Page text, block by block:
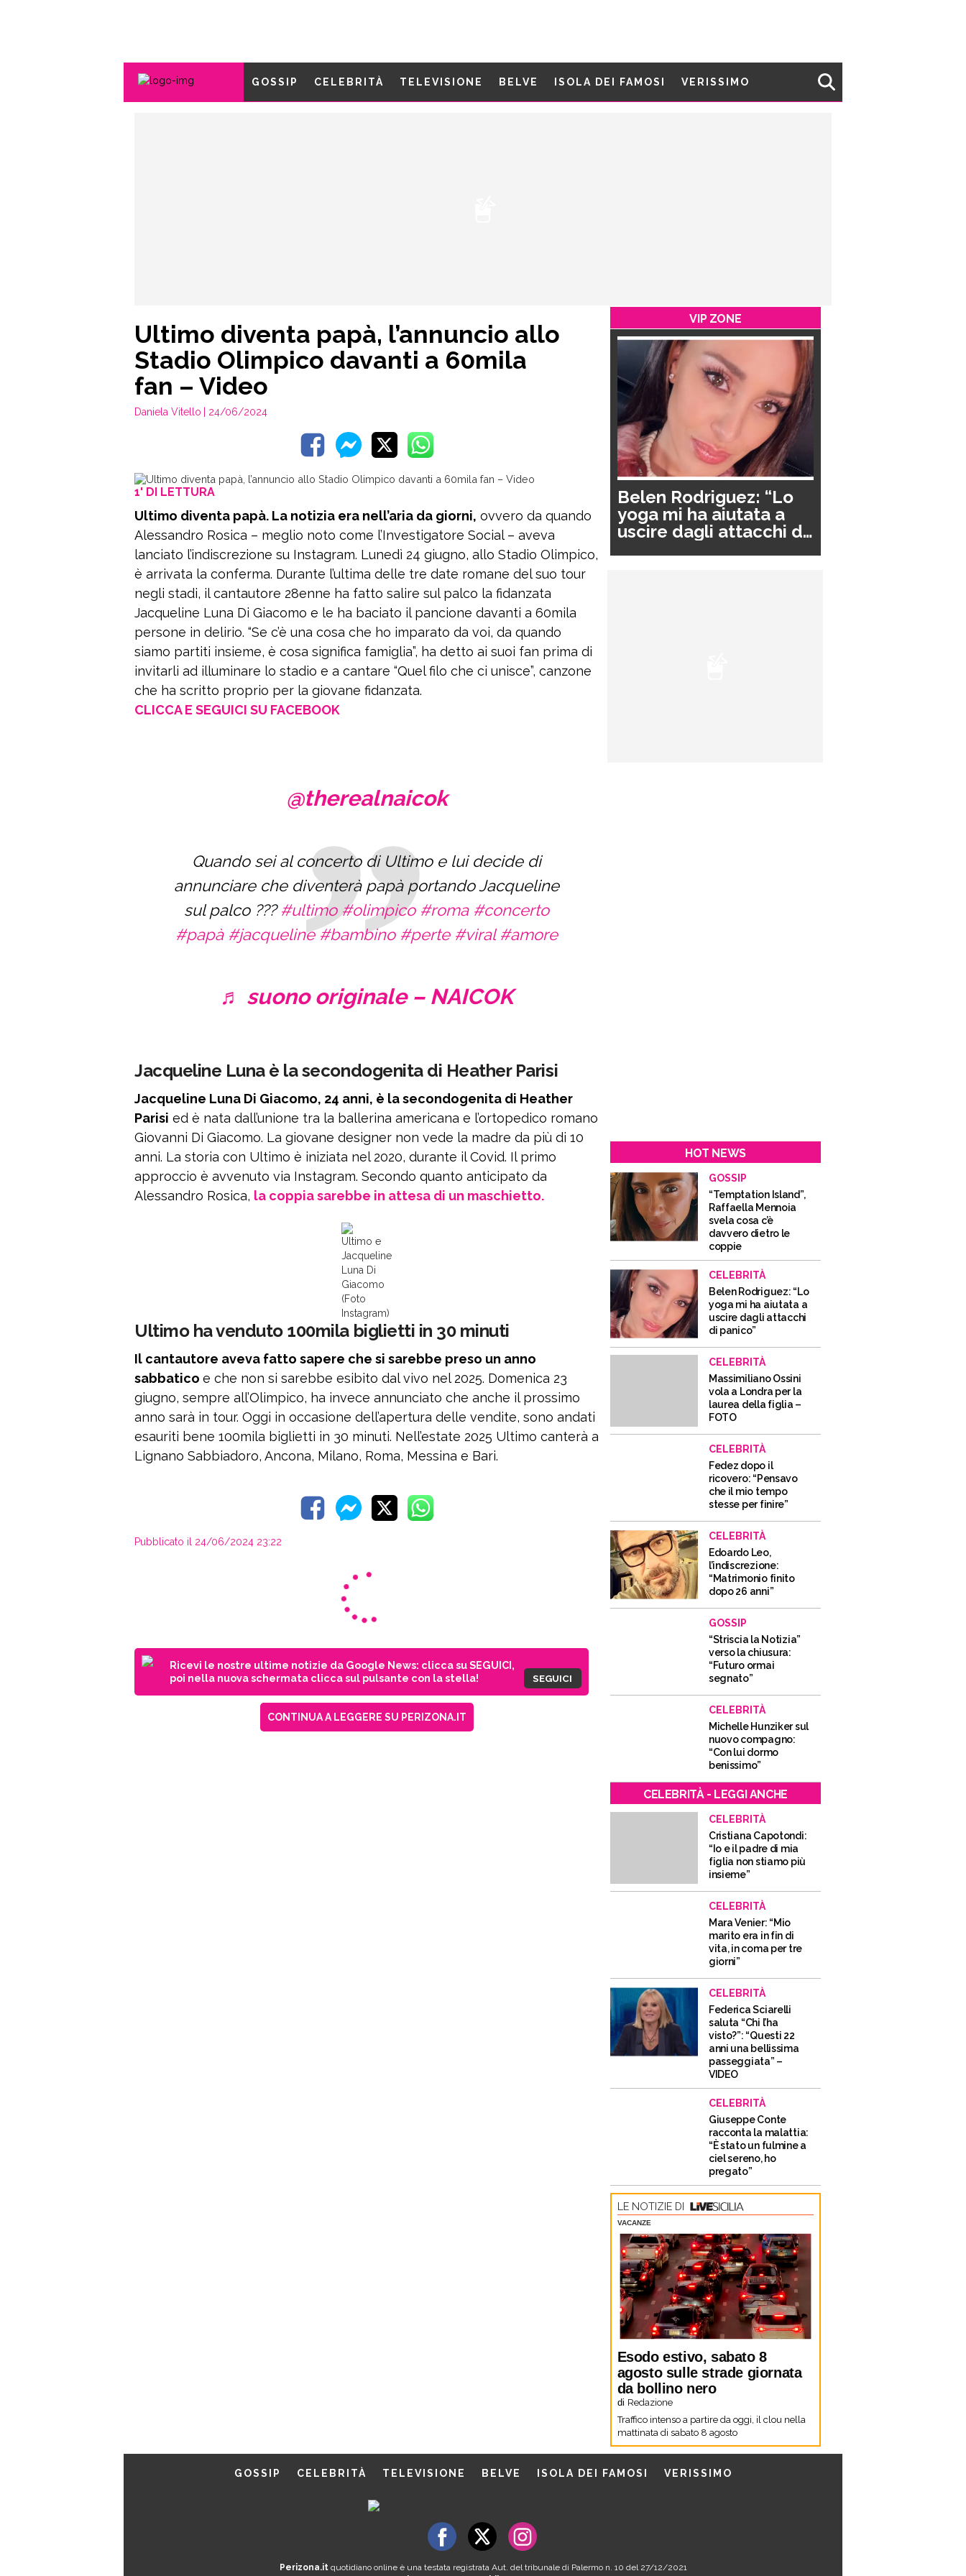
GOSSIP CELEBRITÀ TELEVISIONE BELVE ISOLA DEI FAMOSI VERISSIMO
Ultimo diventa papà, l’annuncio allo
Stadio Olimpico davanti a 60mila
fan – Video
Daniela Vitello | 24/06/2024
1' DI LETTURA
Ultimo diventa papà. La notizia era nell’aria da giorni, ovvero da quando
Alessandro Rosica – meglio noto come l’Investigatore Social – aveva
lanciato l’indiscrezione su Instagram. Lunedì 24 giugno, allo Stadio Olimpico,
è arrivata la conferma. Durante l’ultima delle tre date romane del suo tour
negli stadi, il cantautore 28enne ha fatto salire sul palco la fidanzata
Jacqueline Luna Di Giacomo e le ha baciato il pancione davanti a 60mila
persone in delirio. “Se c’è una cosa che ho imparato da voi, da quando
siamo partiti insieme, è cosa significa famiglia”, ha detto ai suoi fan prima di
invitarli ad illuminare lo stadio e a cantare “Quel filo che ci unisce”, canzone
che ha scritto proprio per la giovane fidanzata.
CLICCA E SEGUICI SU FACEBOOK
@therealnaicok
Quando sei al concerto di Ultimo e lui decide di
annunciare che diventerà papà portando Jacqueline
sul palco ???#ultimo #olimpico #roma #concerto
#papà #jacqueline #bambino #perte #viral #amore
♬ suono originale – NAICOK
Jacqueline Luna è la secondogenita di Heather Parisi
Jacqueline Luna Di Giacomo, 24 anni, è la secondogenita di Heather
Parisi ed è nata dall’unione tra la ballerina americana e l’ortopedico romano
Giovanni Di Giacomo. La giovane designer non vede la madre da più di 10
anni. La storia con Ultimo è iniziata nel 2020, durante il Covid. Il primo
approccio è avvenuto via Instagram. Secondo quanto anticipato da
Alessandro Rosica, la coppia sarebbe in attesa di un maschietto.
Ultimo e
Jacqueline
Luna Di
Giacomo
(Foto
Instagram)
Ultimo ha venduto 100mila biglietti in 30 minuti
Il cantautore aveva fatto sapere che si sarebbe preso un anno
sabbatico e che non si sarebbe esibito dal vivo nel 2025. Domenica 23
giugno, sempre all’Olimpico, ha invece annunciato che anche il prossimo
anno sarà in tour. Oggi in occasione dell’apertura delle vendite, sono andati
esauriti bene 100mila biglietti in 30 minuti. Nell’estate 2025 Ultimo canterà a
Lignano Sabbiadoro, Ancona, Milano, Roma, Messina e Bari.
Pubblicato il 24/06/2024 23:22
Ricevi le nostre ultime notizie da Google News: clicca su SEGUICI,
poi nella nuova schermata clicca sul pulsante con la stella!
SEGUICI
CONTINUA A LEGGERE SU PERIZONA.IT
VIP ZONE
Belen Rodriguez: “Lo
yoga mi ha aiutata a
uscire dagli attacchi di
HOT NEWS
GOSSIP
“Temptation Island”,
Raffaella Mennoia
svela cosa c’è
davvero dietro le
coppie
CELEBRITÀ
Belen Rodriguez: “Lo
yoga mi ha aiutata a
uscire dagli attacchi
di panico”
CELEBRITÀ
Massimiliano Ossini
vola a Londra per la
laurea della figlia –
FOTO
CELEBRITÀ
Fedez dopo il
ricovero: “Pensavo
che il mio tempo
stesse per finire”
CELEBRITÀ
Edoardo Leo,
l’indiscrezione:
“Matrimonio finito
dopo 26 anni”
GOSSIP
“Striscia la Notizia”
verso la chiusura:
“Futuro ormai
segnato”
CELEBRITÀ
Michelle Hunziker sul
nuovo compagno:
“Con lui dormo
benissimo”
CELEBRITÀ - LEGGI ANCHE
CELEBRITÀ
Cristiana Capotondi:
“Io e il padre di mia
figlia non stiamo più
insieme”
CELEBRITÀ
Mara Venier: “Mio
marito era in fin di
vita, in coma per tre
giorni”
CELEBRITÀ
Federica Sciarelli
saluta “Chi l’ha
visto?”: “Questi 22
anni una bellissima
passeggiata” –
VIDEO
CELEBRITÀ
Giuseppe Conte
racconta la malattia:
“È stato un fulmine a
ciel sereno, ho
pregato”
LE NOTIZIE DI
VACANZE
Esodo estivo, sabato 8
agosto sulle strade giornata
da bollino nero
di Redazione
Traffico intenso a partire da oggi, il clou nella
mattinata di sabato 8 agosto
GOSSIP CELEBRITÀ TELEVISIONE BELVE ISOLA DEI FAMOSI VERISSIMO
Perizona.itquotidiano online è una testata registrata Aut. del tribunale di Palermo n. 10 del 27/12/2021